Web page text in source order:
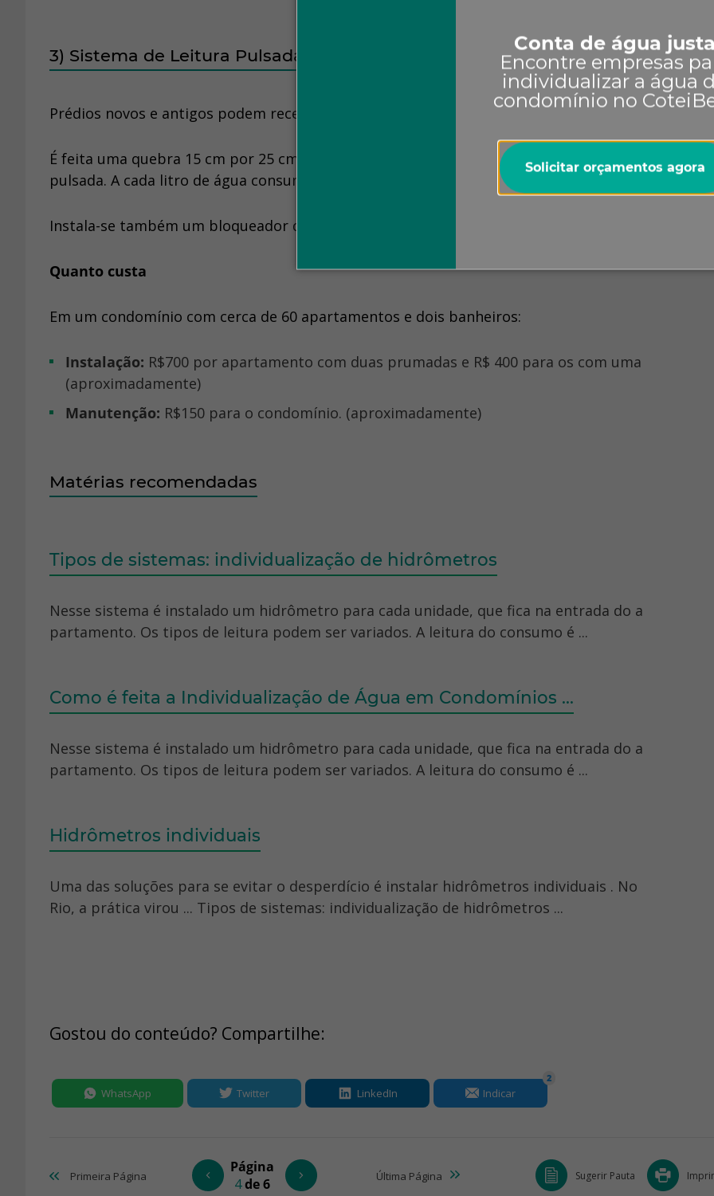
Conta de água
Encontre empresas
individualizar a água
condomínio no
Solicitar orçamentos agora
3) Sistema de Leitura Pulsada
Prédios novos e antigos podem receber esse sistema.
É feita uma quebra 15 cm por 25 cm para localizar a tubulação. Instala-se hidrômetro com saída
pulsada. A cada litro de água consumido, o equipamento envia um impulso elétrico para o
Instala-se também um bloqueador de água, com o objetivo de punir a inadimplência.
Quanto custa
Em um condomínio com cerca de 60 apartamentos e dois banheiros:
Instalação: R$700 por apartamento com duas prumadas e R$ 400 para os com uma
(aproximadamente)
Manutenção: R$150 para o condomínio. (aproximadamente)
Matérias recomendadas
Tipos de sistemas: individualização de hidrômetros
Nesse sistema é instalado um hidrômetro para cada unidade, que fica na entrada do a
partamento. Os tipos de leitura podem ser variados. A leitura do consumo é ...
Como é feita a Individualização de Água em Condomínios ...
Nesse sistema é instalado um hidrômetro para cada unidade, que fica na entrada do a
partamento. Os tipos de leitura podem ser variados. A leitura do consumo é ...
Hidrômetros individuais
Uma das soluções para se evitar o desperdício é instalar hidrômetros individuais . No
Rio, a prática virou ... Tipos de sistemas: individualização de hidrômetros ...
Gostou do conteúdo? Compartilhe:
WhatsApp Twitter LinkedIn Indicar
2
Primeira Página
Página
4de 6 Última Página Sugerir Pauta